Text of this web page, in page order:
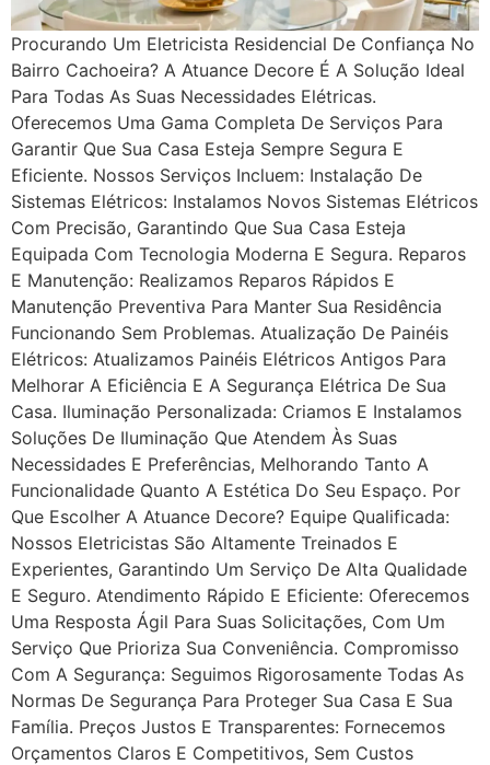
Procurando Um Eletricista Residencial De Confiança No
Bairro Cachoeira? A Atuance Decore É A Solução Ideal
Para Todas As Suas Necessidades Elétricas.
Oferecemos Uma Gama Completa De Serviços Para
Garantir Que Sua Casa Esteja Sempre Segura E
Eficiente. Nossos Serviços Incluem: Instalação De
Sistemas Elétricos: Instalamos Novos Sistemas Elétricos
Com Precisão, Garantindo Que Sua Casa Esteja
Equipada Com Tecnologia Moderna E Segura. Reparos
E Manutenção: Realizamos Reparos Rápidos E
Manutenção Preventiva Para Manter Sua Residência
Funcionando Sem Problemas. Atualização De Painéis
Elétricos: Atualizamos Painéis Elétricos Antigos Para
Melhorar A Eficiência E A Segurança Elétrica De Sua
Casa. Iluminação Personalizada: Criamos E Instalamos
Soluções De Iluminação Que Atendem Às Suas
Necessidades E Preferências, Melhorando Tanto A
Funcionalidade Quanto A Estética Do Seu Espaço. Por
Que Escolher A Atuance Decore? Equipe Qualificada:
Nossos Eletricistas São Altamente Treinados E
Experientes, Garantindo Um Serviço De Alta Qualidade
E Seguro. Atendimento Rápido E Eficiente: Oferecemos
Uma Resposta Ágil Para Suas Solicitações, Com Um
Serviço Que Prioriza Sua Conveniência. Compromisso
Com A Segurança: Seguimos Rigorosamente Todas As
Normas De Segurança Para Proteger Sua Casa E Sua
Família. Preços Justos E Transparentes: Fornecemos
Orçamentos Claros E Competitivos, Sem Custos